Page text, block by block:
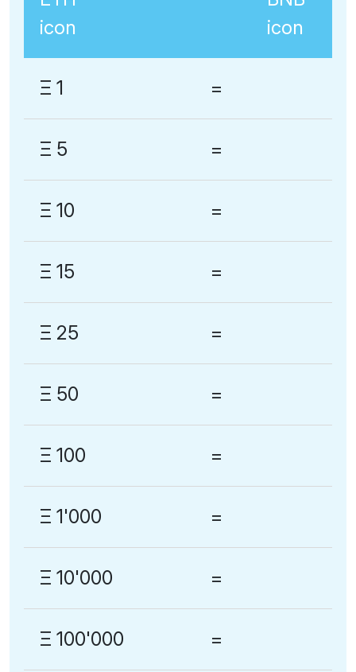
Ξ 1 =
Ξ 5 =
Ξ 10 =
Ξ 15 =
Ξ 25 =
Ξ 50 =
Ξ 100 =
Ξ 1'000 =
Ξ 10'000 =
Ξ 100'000 =